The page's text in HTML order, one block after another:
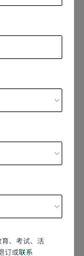
风险点，而不
易很不错，这
比较确定自己
一个社会企业
MBA其实
自己想要去的
断地做一些新
、考试、活
订或联系